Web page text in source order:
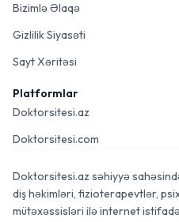
Bizimlə Əlaqə
Gizlilik Siyasəti
Sayt Xəritəsi
Platformlar
Doktorsitesi.az
Doktorsitesi.com
Doktorsitesi.az səhiyyə
diş həkimləri, fizioterapevtlər,
mütəxəssisləri ilə internet